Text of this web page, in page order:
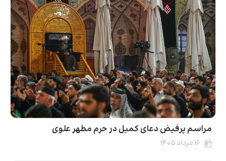
مراسم پرفیض دعای کمیل در حرم مطهر علوی
۱۶ مرداد ۱۴۰۵